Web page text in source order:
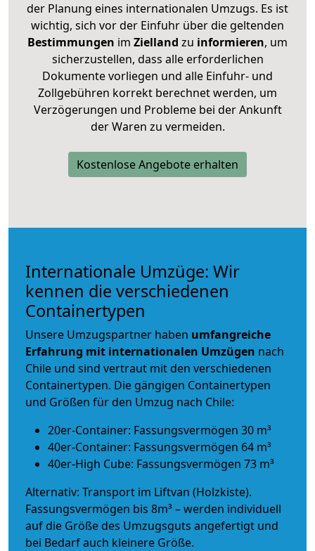
der Planung eines internationalen Umzugs. Es ist
wichtig, sich vor der Einfuhr über die geltenden
Bestimmungen im Zielland zu informieren, um
sicherzustellen, dass alle erforderlichen
Dokumente vorliegen und alle Einfuhr- und
Zollgebühren korrekt berechnet werden, um
Verzögerungen und Probleme bei der Ankunft
der Waren zu vermeiden.
Kostenlose Angebote erhalten
Internationale Umzüge: Wir
kennen die verschiedenen
Containertypen
Unsere Umzugspartner haben umfangreiche
Erfahrung mit internationalen Umzügen nach
Chile und sind vertraut mit den verschiedenen
Containertypen. Die gängigen Containertypen
und Größen für den Umzug nach Chile:
20er-Container: Fassungsvermögen 30 m³
40er-Container: Fassungsvermögen 64 m³
40er-High Cube: Fassungsvermögen 73 m³
Alternativ: Transport im Liftvan (Holzkiste).
Fassungsvermögen bis 8m³ – werden individuell
auf die Größe des Umzugsguts angefertigt und
bei Bedarf auch kleinere Größe.